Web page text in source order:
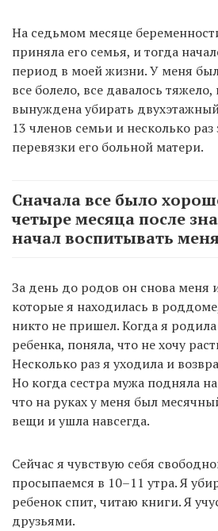
На седьмом месяце
приняла его семья, и тогда
период в моей жизни. У меня
все болело, все давалось
вынуждена убирать
13 членов семьи и несколько раз
перевязки его больной матери.
Сначала все было
четыре месяца после
начал воспитывать
За день до родов он снова меня
которые я находилась в
никто не пришел. Когда я
ребенка, поняла, что не хочу
Несколько раз я уходила и
Но когда сестра мужа подняла
что на руках у меня был
вещи и ушла навсегда.
Сейчас я чувствую себя
просыпаемся в 10–11 утра. Я
ребенок спит, читаю книги. Я
друзьями.